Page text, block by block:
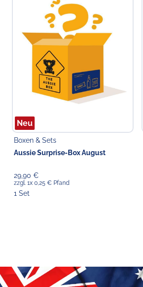
Neu
Boxen & Sets
Aussie Surprise-Box August
29,90 €
zzgl. 1x 0,25 € Pfand
1 Set